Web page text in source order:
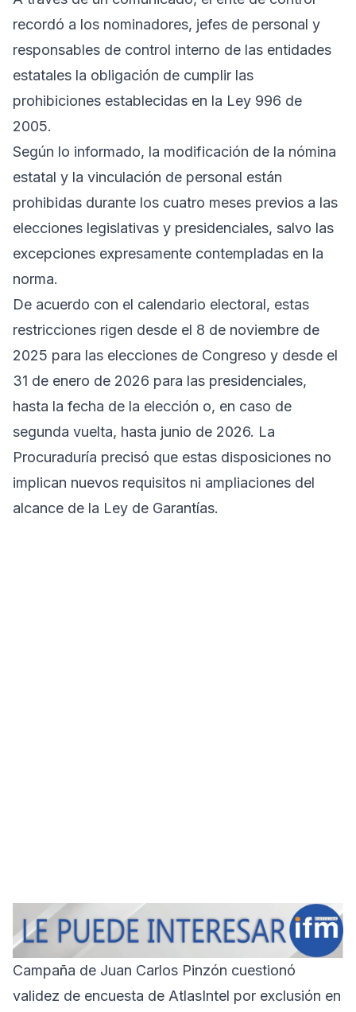
recordó a los nominadores, jefes de personal y
responsables de control interno de las entidades
estatales la obligación de cumplir las
prohibiciones establecidas en la Ley 996 de
2005.
Según lo informado, la modificación de la nómina
estatal y la vinculación de personal están
prohibidas durante los cuatro meses previos a las
elecciones legislativas y presidenciales, salvo las
excepciones expresamente contempladas en la
norma.
De acuerdo con el calendario electoral, estas
restricciones rigen desde el 8 de noviembre de
2025 para las elecciones de Congreso y desde el
31 de enero de 2026 para las presidenciales,
hasta la fecha de la elección o, en caso de
segunda vuelta, hasta junio de 2026. La
Procuraduría precisó que estas disposiciones no
implican nuevos requisitos ni ampliaciones del
alcance de la Ley de Garantías.
Campaña de Juan Carlos Pinzón cuestionó
validez de encuesta de AtlasIntel por exclusión en